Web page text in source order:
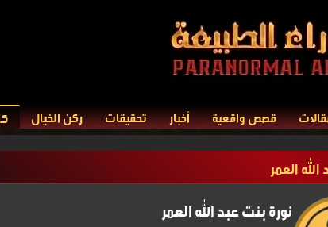
قصص واقعية أخبار تحقيقات ركن الخيال
العمر
نورة بنت عبد الله العمر